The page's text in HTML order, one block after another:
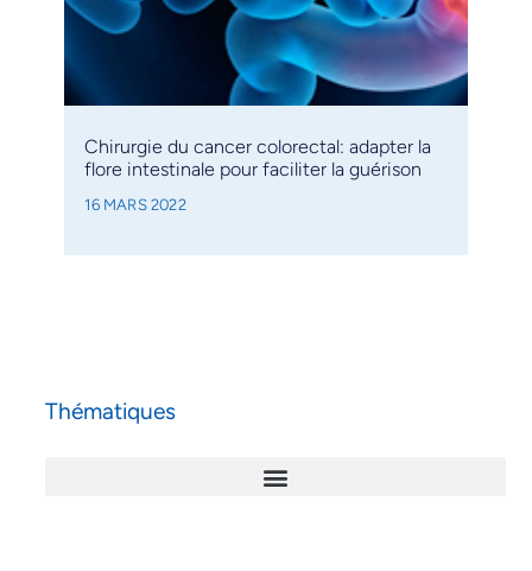
Chirurgie du cancer colorectal: adapter la
flore intestinale pour faciliter la guérison
16 MARS 2022
Thématiques